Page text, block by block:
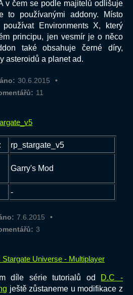
v čem se podle majitelů odlišuje
to používanými addony. Místo
Environments X, který
principu, jen vesmír je o něco
také obsahuje černé díry,
asteroidů a planet ad.
30.6.2015
11
rp_stargate_v5
Garry's Mod
-
7.6.2015
3
Stargate Universe - Multiplayer
díle série tutorialů od D.C -
ještě zůstaneme u modifikace z